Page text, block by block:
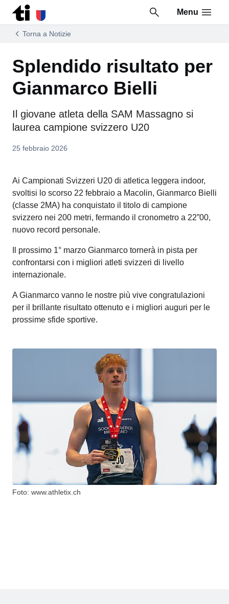
Vai al contenuto della pagina
Vai al piè di pagina
Menu
Torna a Notizie
Splendido risultato per
Gianmarco Bielli
Il giovane atleta della SAM Massagno si
laurea campione svizzero U20
25 febbraio 2026
Ai Campionati Svizzeri U20 di atletica leggera indoor,
svoltisi lo scorso 22 febbraio a Macolin, Gianmarco Bielli
(classe 2MA) ha conquistato il titolo di campione
svizzero nei 200 metri, fermando il cronometro a 22”00,
nuovo record personale.
Il prossimo 1° marzo Gianmarco tornerà in pista per
confrontarsi con i migliori atleti svizzeri di livello
internazionale.
A Gianmarco vanno le nostre più vive congratulazioni
per il brillante risultato ottenuto e i migliori auguri per le
prossime sfide sportive.
Foto: www.athletix.ch